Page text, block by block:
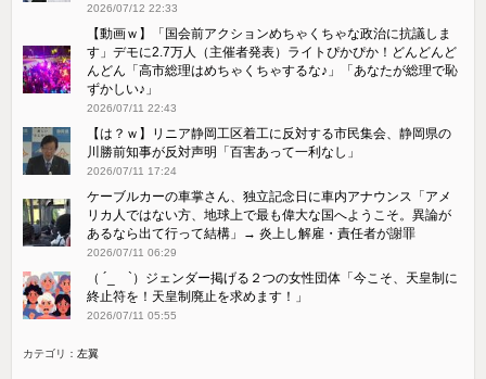
2026/07/12 22:33
【動画ｗ】「国会前アクションめちゃくちゃな政治に抗議しま
す」デモに2.7万人（主催者発表）ライトぴかぴか！どんどんど
んどん「高市総理はめちゃくちゃするな♪」「あなたが総理で恥
ずかしい♪」
2026/07/11 22:43
【は？ｗ】リニア静岡工区着工に反対する市民集会、静岡県の
川勝前知事が反対声明「百害あって一利なし」
2026/07/11 17:24
ケーブルカーの車掌さん、独立記念日に車内アナウンス「アメ
リカ人ではない方、地球上で最も偉大な国へようこそ。異論が
あるなら出て行って結構」→ 炎上し解雇・責任者が謝罪
2026/07/11 06:29
（ ´_ゝ`）ジェンダー掲げる２つの女性団体「今こそ、天皇制に
終止符を！天皇制廃止を求めます！」
2026/07/11 05:55
カテゴリ：左翼